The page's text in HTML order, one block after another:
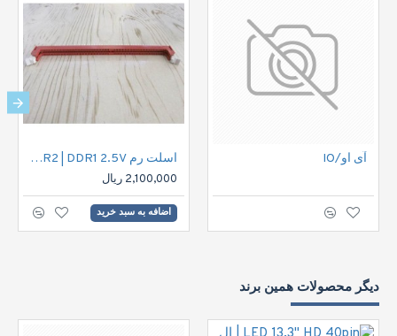
آی او/IO اسلت رم RAM Slate DDR2 | DDR1 2.5V
2,100,000 ریال
اضافه به سبد خرید
دیگر محصولات همین برند